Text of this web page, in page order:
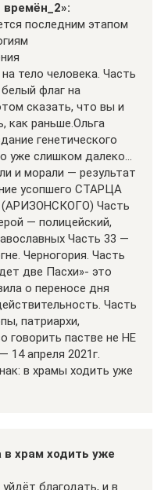
последним этапом
тело человека. Часть
флаг на
сказать, что вы и
как раньше.Ольга
генетического
уже слишком далеко…
и морали — результат
усопшего СТАРЦА
Часть
— полицейский,
Часть 33 —
Черногория. Часть
две Пасхи»- это
о переносе дня
Часть
патриархи,
говорить пастве не НЕ
апреля 2021г.
в храмы ходить уже
храм ходить уже
благодать, и в